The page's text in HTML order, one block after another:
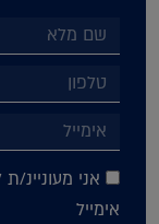
אני
אימייל